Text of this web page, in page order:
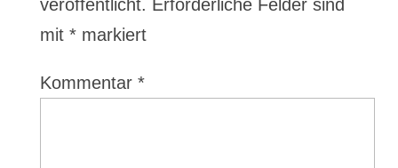
veröffentlicht. Erforderliche Felder sind
mit *markiert
Kommentar *